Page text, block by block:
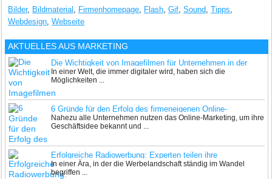
Bilder, Bildmaterial , Firmenhomepage, Flash,Gif,Sound,Tipps,
Webdesign,Webseite
AKTUELLES AUS MARKETING
Die Wichtigkeit von Imagefilmen für Unternehmen in der
heutigen Zeit
In einer Welt, die immer digitaler wird, haben sich die
Möglichkeiten ...
6 Gründe für den Erfolg des firmeneigenen Online-
Marketings
Nahezu alle Unternehmen nutzen das Online-Marketing, um ihre
Geschäftsidee bekannt und ...
Erfolgreiche Radiowerbung: Experten teilen ihre
Geheimnisse
In einer Ära, in der die Werbelandschaft ständig im Wandel
begriffen ...